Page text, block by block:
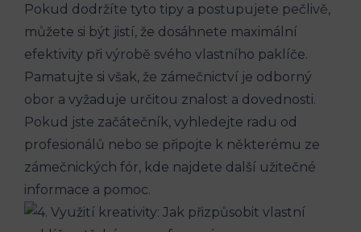
Pokud dodržíte tyto tipy a postupujete pečlivě,
můžete si být jistí, že dosáhnete maximální
efektivity při výrobě svého vlastního paklíče.
Pamatujte si však, že zámečnictví je odborný
obor a vyžaduje určitou znalost a dovednosti.
Pokud jste začátečník, vyhledejte radu od
profesionálů nebo se připojte k některému ze
zámečnických fór, kde najdete další užitečné
informace a pomoc.